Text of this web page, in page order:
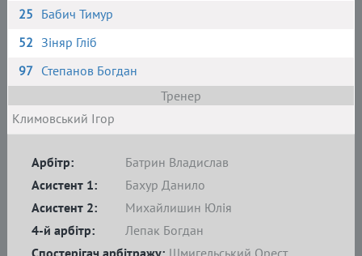
25 Бабич Тимур
52 Зіняр Гліб
97 Степанов Богдан
Тренер
Климовський Ігор
Арбітр:
Батрин Владислав
Асистент 1:
Бахур Данило
Асистент 2:
Михайлишин Юлія
4-й арбітр:
Лепак Богдан
Спостерігач арбітражу: Шмигельський Орест